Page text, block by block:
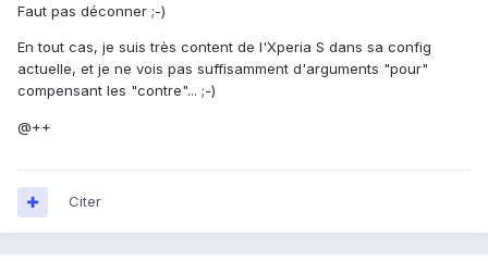
Faut pas déconner ;-)
En tout cas, je suis très content de l'Xperia S dans sa config
actuelle, et je ne vois pas suffisamment d'arguments "pour"
compensant les "contre"... ;-)
@++
Citer